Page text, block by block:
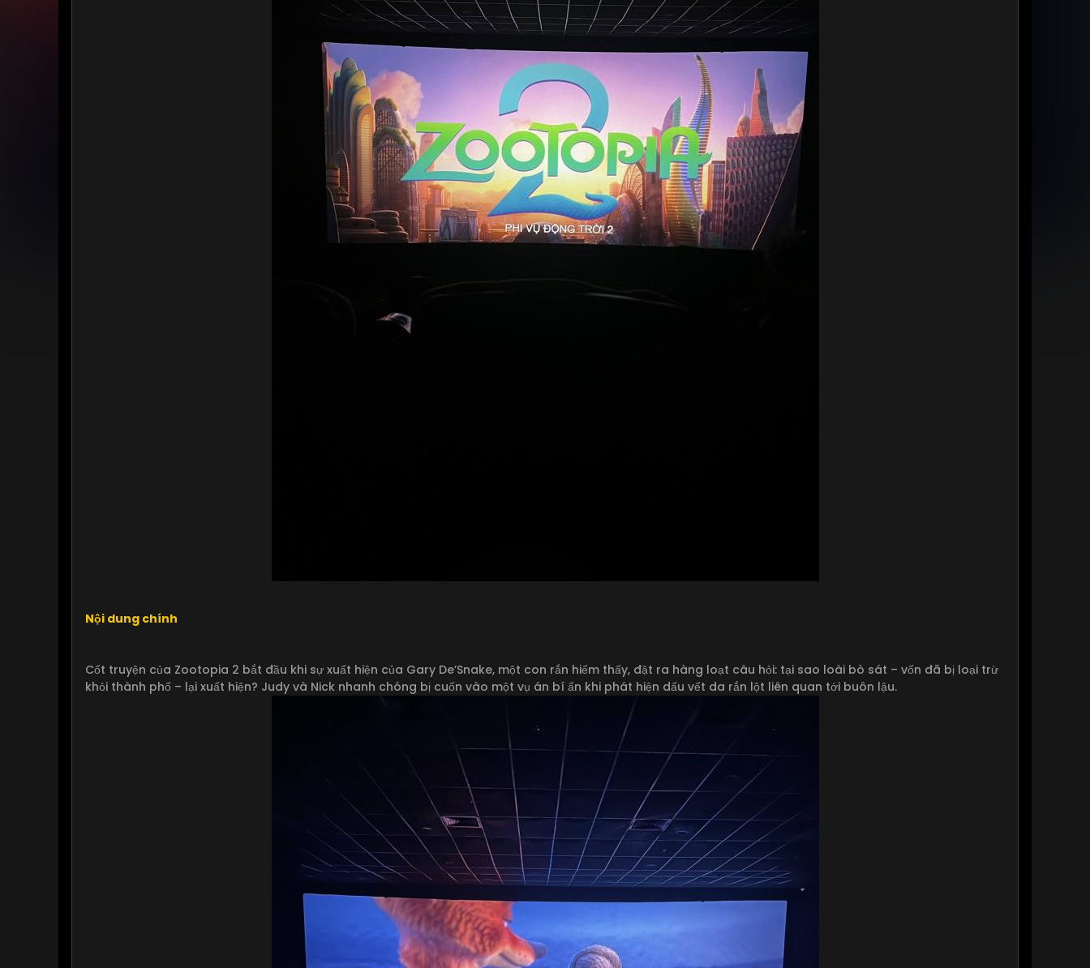
Nội dung chính
Cốt truyện của Zootopia 2 bắt đầu khi sự xuất hiện của Gary De’Snake, một con rắn hiếm thấy, đặt ra hàng loạt câu hỏi: tại sao loài bò sát – vốn đã bị loại trừ
khỏi thành phố – lại xuất hiện? Judy và Nick nhanh chóng bị cuốn vào một vụ án bí ẩn khi phát hiện dấu vết da rắn lột liên quan tới buôn lậu.